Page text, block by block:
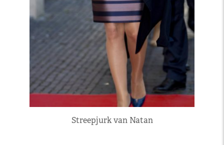
Streepjurk van Natan